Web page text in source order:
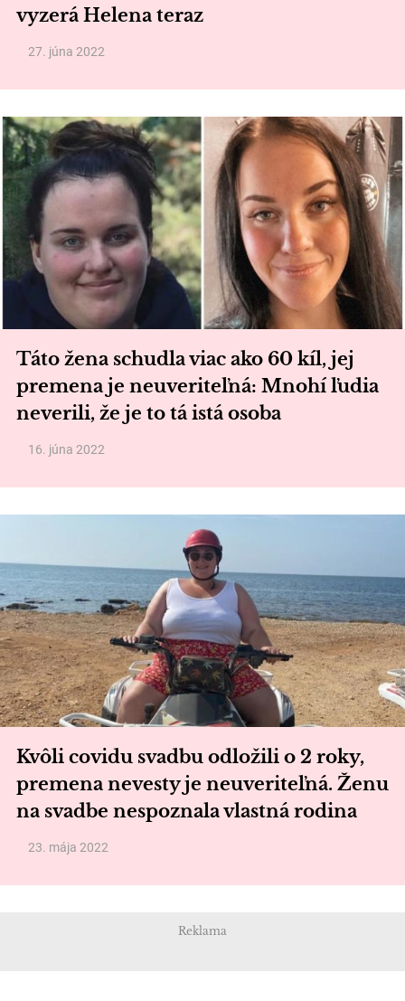
vyzerá Helena teraz
27. júna 2022
Táto žena schudla viac ako 60 kíl, jej
premena je neuveriteľná: Mnohí ľudia
neverili, že je to tá istá osoba
16. júna 2022
Kvôli covidu svadbu odložili o 2 roky,
premena nevesty je neuveriteľná. Ženu
na svadbe nespoznala vlastná rodina
23. mája 2022
Reklama